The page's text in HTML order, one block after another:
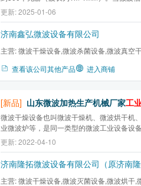
被反射的电磁波进入到物体内部与构成物体
互作用，对于不同的物质，微波能产生热效
效应等能量转换，从而产生热量达到加热干
更新: 2025-01-06
济南鑫弘微波设备有限公司
主营:微波干燥设备,微波杀菌设备,微波真空
查看该公司其他产品 进入商铺
[新品] 山东微波加热生产机械厂家工
微波干燥设备也叫微波干燥机、微波烘干机
业微波炉等，是同一类型的微波工业设备设
的连续化干燥杀虫、食品类的干燥杀菌、玻
陶瓷的干燥定型、中草药的干燥杀虫、化工
燥和杀菌的产品，用途较广。
更新: 2022-04-10
济南隆拓微波设备有限公司（原济南
主营:微波干燥设备,微波灭菌设备,微波烘干,